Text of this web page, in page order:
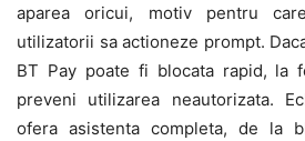
aparea oricui, motiv pentru
utilizatorii sa actioneze prompt.
BT Pay poate fi blocata rapid, la
preveni utilizarea neautorizata.
ofera asistenta completa, de la